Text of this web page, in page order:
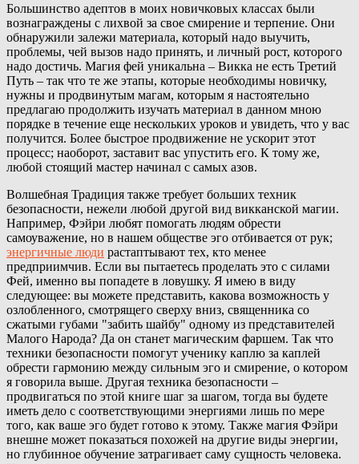
Большинство адептов в моих новичковых классах были
вознаграждены с лихвой за свое смирение и терпение. Они
обнаружили залежи материала, который надо выучить,
проблемы, чей вызов надо принять, и личный рост, которого
надо достичь. Магия фей уникальна – Викка не есть Третий
Путь – так что те же этапы, которые необходимы новичку,
нужны и продвинутым магам, которым я настоятельно
предлагаю продолжить изучать материал в данном мною
порядке в течение еще нескольких уроков и увидеть, что у вас
получится. Более быстрое продвижение не ускорит этот
процесс; наоборот, заставит вас упустить его. К тому же,
любой стоящий мастер начинал с самых азов.
Волшебная Традиция также требует больших техник
безопасности, нежели любой другой вид викканской магии.
Например, Фэйри любят помогать людям обрести
самоуважение, но в нашем обществе эго отбивается от рук;
энергичные люди растаптывают тех, кто менее
предприимчив. Если вы пытаетесь проделать это с силами
Фей, именно вы попадете в ловушку. Я имею в виду
следующее: вы можете представить, какова возможность у
озлобленного, смотрящего сверху вниз, священника со
сжатыми губами "забить шайбу" одному из представителей
Малого Народа? Да он станет магическим фаршем. Так что
техники безопасности помогут ученику каплю за каплей
обрести гармонию между сильным эго и смирение, о котором
я говорила выше. Другая техника безопасности –
продвигаться по этой книге шаг за шагом, тогда вы будете
иметь дело с соответствующими энергиями лишь по мере
того, как ваше эго будет готово к этому. Также магия Фэйри
внешне может показаться похожей на другие виды энергии,
но глубинное обучение затрагивает саму сущность человека.